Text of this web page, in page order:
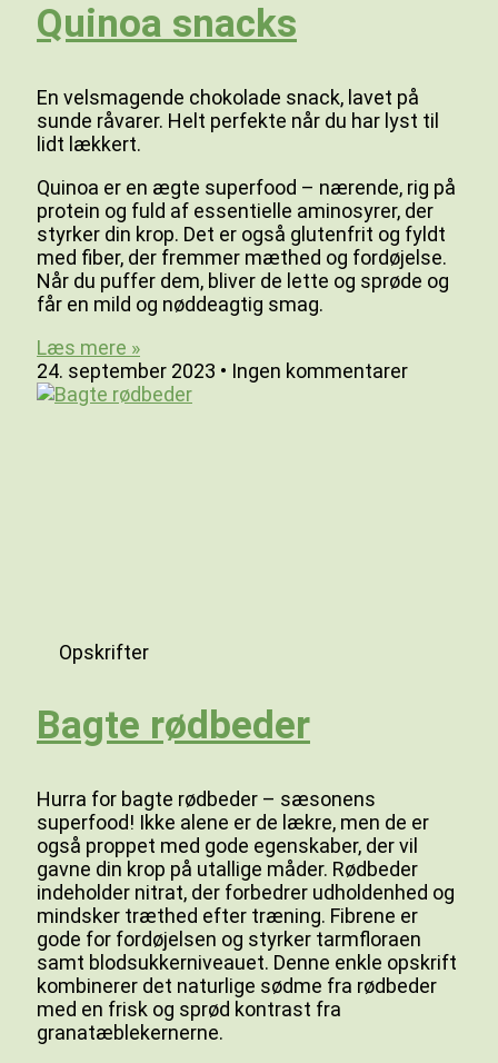
Quinoa snacks
En velsmagende chokolade snack, lavet på
sunde råvarer. Helt perfekte når du har lyst til
lidt lækkert.
Quinoa er en ægte superfood – nærende, rig på
protein og fuld af essentielle aminosyrer, der
styrker din krop. Det er også glutenfrit og fyldt
med fiber, der fremmer mæthed og fordøjelse.
Når du puffer dem, bliver de lette og sprøde og
får en mild og nøddeagtig smag.
Læs mere »
24. september 2023
Ingen kommentarer
Opskrifter
Bagte rødbeder
Hurra for bagte rødbeder – sæsonens
superfood! Ikke alene er de lækre, men de er
også proppet med gode egenskaber, der vil
gavne din krop på utallige måder. Rødbeder
indeholder nitrat, der forbedrer udholdenhed og
mindsker træthed efter træning. Fibrene er
gode for fordøjelsen og styrker tarmfloraen
samt blodsukkerniveauet. Denne enkle opskrift
kombinerer det naturlige sødme fra rødbeder
med en frisk og sprød kontrast fra
granatæblekernerne.